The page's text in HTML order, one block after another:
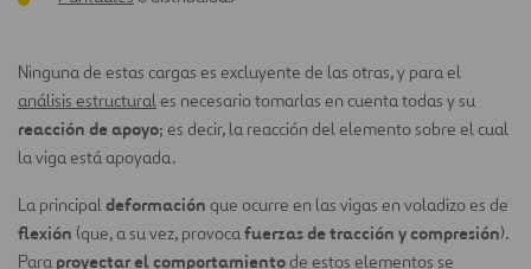
Ninguna de estas cargas es excluyente de las otras, y para el
análisis estructural es necesario tomarlas en cuenta todas y su
reacción de apoyo; es decir, la reacción del elemento sobre el cual
la viga está apoyada.
La principaldeformación que ocurre en las vigas en voladizo es de
flexión (que, a su vez, provocafuerzas de tracción y compresión).
Para proyectar el comportamientode estos elementos se